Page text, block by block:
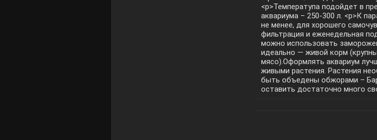
<p>Температупа подойдет в
аквариума – 250-300 л. <p>К
не менее, для хорошего
фильтрация и еженедельная
можно использовать
идеально — живой корм
мясо).Оформлять аквариум
живыми растения. Растения
быть объедены обжорами –
оставить достаточно много